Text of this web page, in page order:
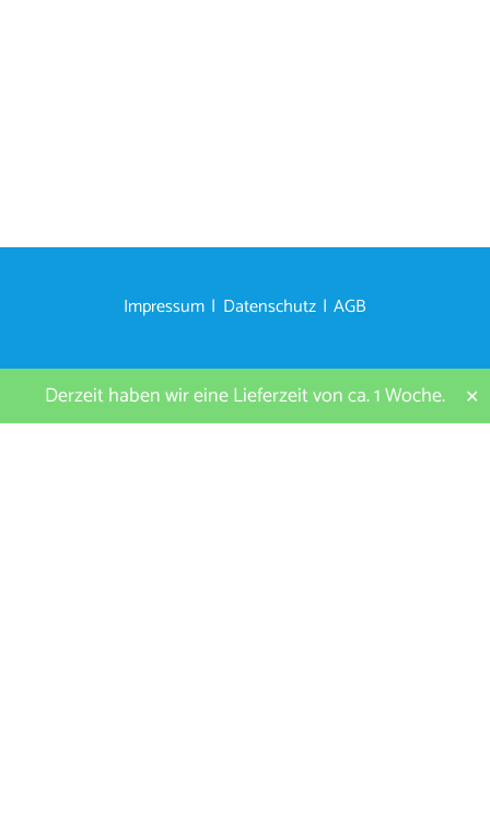
Derzeit haben wir eine Lieferzeit von ca. 1 Woche. ✕
Impressum Datenschutz AGB